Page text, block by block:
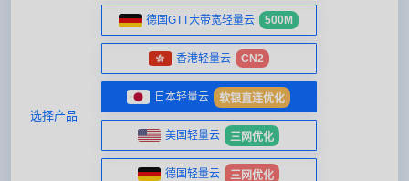
选择产品
德国GTT大带宽轻量云 500M
香港轻量云 CN2
日本轻量云 软银直连优化
美国轻量云 三网优化
德国轻量云 三网优化